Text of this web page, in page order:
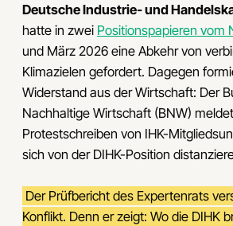
Deutsche Industrie- und
hatte in zwei Positionspapieren vom
und März 2026 eine Abkehr von
Klimazielen gefordert. Dagegen
Widerstand aus der Wirtschaft: Der
Nachhaltige Wirtschaft (BNW)
Protestschreiben von IHK-
sich von der DIHK-Position
Der Prüfbericht des Expertenrats
Konflikt. Denn er zeigt: Wo die DIHK